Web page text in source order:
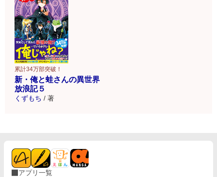
累計34万部突破！
新・俺と蛙さんの異世界
放浪記５
くずもち / 著
アプリ一覧